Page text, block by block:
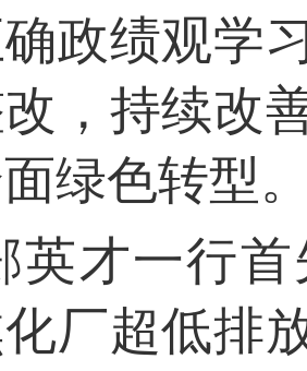
政绩观学
，持续改
绿色转型
英才一行
厂超低排